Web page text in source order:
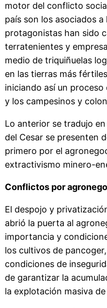
motor del conflicto
país son los asociados
protagonistas han sido
terratenientes y
medio de triquiñuelas
en las tierras más
iniciando así un
y los campesinos y
Lo anterior se tradujo
del Cesar se presenten
primero por el
extractivismo minero-
Conflictos por
El despojo y
abrió la puerta al
importancia y
los cultivos de
condiciones de
de garantizar la
la explotación masiva